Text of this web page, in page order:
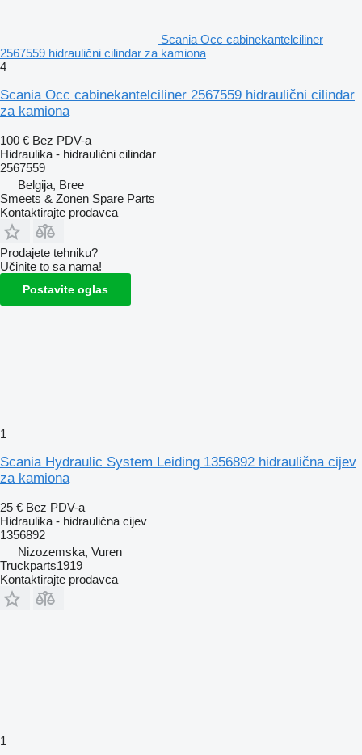
Scania Occ cabinekantelciliner
2567559 hidraulični cilindar za kamiona
4
Scania Occ cabinekantelciliner 2567559 hidraulični cilindar
za kamiona
100 € Bez PDV-a
Hidraulika - hidraulični cilindar
2567559
Belgija, Bree
Smeets & Zonen Spare Parts
Kontaktirajte prodavca
Prodajete tehniku?
Učinite to sa nama!
Postavite oglas
1
Scania Hydraulic System Leiding 1356892 hidraulična cijev
za kamiona
25 € Bez PDV-a
Hidraulika - hidraulična cijev
1356892
Nizozemska, Vuren
Truckparts1919
Kontaktirajte prodavca
1